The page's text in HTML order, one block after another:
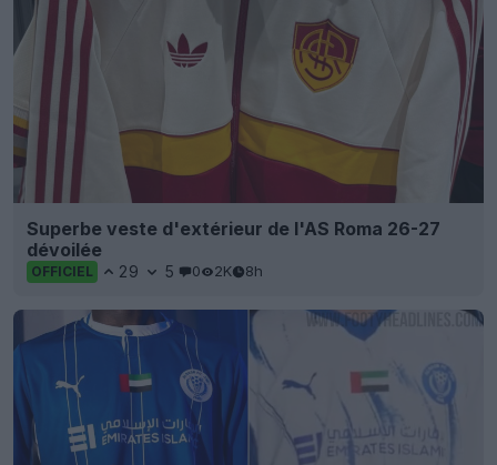
Superbe veste d'extérieur de l'AS Roma 26-27
dévoilée
OFFICIEL 29 5 0 2K 8h